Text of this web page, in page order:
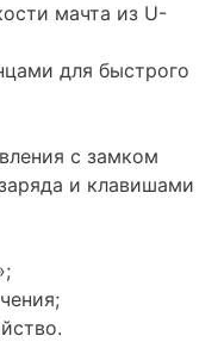
мачта из U-
для быстрого
с замком
и клавишами